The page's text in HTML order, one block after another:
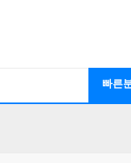
빠른